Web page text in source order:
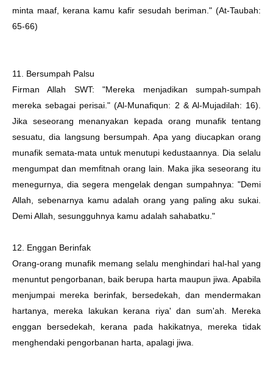
minta maaf, kerana kamu kafir sesudah beriman." (At-Taubah:
65-66)
‎11. Bersumpah Palsu
Firman Allah SWT: "Mereka menjadikan sumpah-sumpah
mereka sebagai perisai." (Al-Munafiqun: 2 & Al-Mujadilah: 16).
Jika seseorang menanyakan kepada orang munafik tentang
sesuatu, dia langsung bersumpah. Apa yang diucapkan orang
munafik semata-mata untuk menutupi kedustaannya. Dia selalu
mengumpat dan memfitnah orang lain. Maka jika seseorang itu
menegurnya, dia segera mengelak dengan sumpahnya: "Demi
Allah, sebenarnya kamu adalah orang yang paling aku sukai.
Demi Allah, sesungguhnya kamu adalah sahabatku."
12. Enggan Berinfak
Orang-orang munafik memang selalu menghindari hal-hal yang
menuntut pengorbanan, baik berupa harta maupun jiwa. Apabila
menjumpai mereka berinfak, bersedekah, dan mendermakan
hartanya, mereka lakukan kerana riya' dan sum'ah. Mereka
enggan bersedekah, kerana pada hakikatnya, mereka tidak
menghendaki pengorbanan harta, apalagi jiwa.